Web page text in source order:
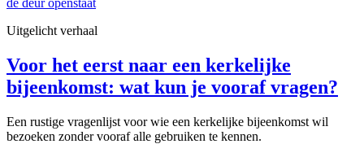
Uitgelicht verhaal
Voor het eerst naar een kerkelijke
bijeenkomst: wat kun je vooraf vragen?
Een rustige vragenlijst voor wie een kerkelijke bijeenkomst wil
bezoeken zonder vooraf alle gebruiken te kennen.